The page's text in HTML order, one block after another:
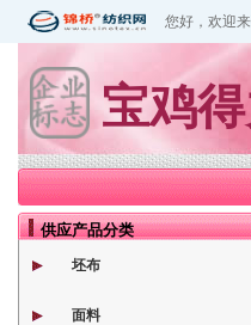
您好，欢迎来
宝鸡
供应产品分类
坯布
面料